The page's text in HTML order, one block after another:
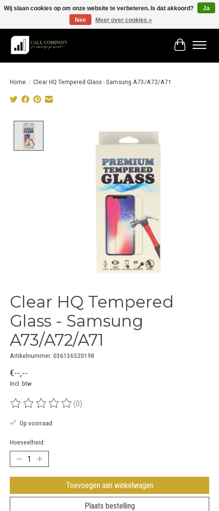
Vóór 19:00 besteld morgen in huis!
Winkelwagen
Home / Clear HQ Tempered Glass - Samsung A73/A72/A71
Clear HQ Tempered
Glass - Samsung
A73/A72/A71
Artikelnummer: 036136520198
€--,--
Incl. btw
De beoordeling van dit product is
(0)
Op voorraad
Hoeveelheid:
Toevoegen aan winkelwagen
Plaats bestelling
Wij slaan cookies op om onze website te verbeteren. Is dat akkoord?
Ja
Nee
Meer over cookies »